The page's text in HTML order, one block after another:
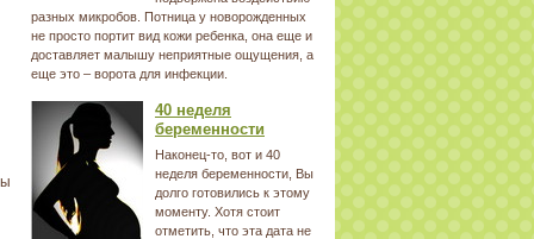
разных микробов. Потница у новорожденных
не просто портит вид кожи ребенка, она еще и
доставляет малышу неприятные ощущения, а
еще это – ворота для инфекции.
40 неделя
беременности
Наконец-то, вот и 40
неделя беременности, Вы
долго готовились к этому
моменту. Хотя стоит
отметить, что эта дата не